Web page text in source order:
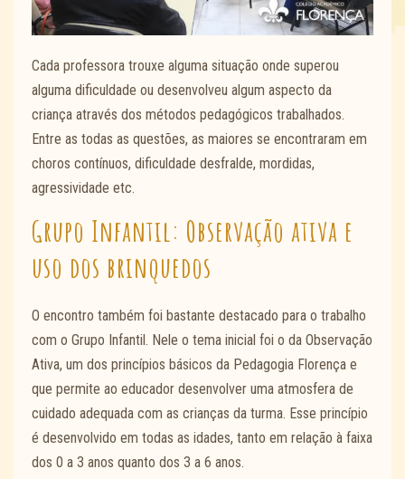
Cada professora trouxe alguma situação onde superou
alguma dificuldade ou desenvolveu algum aspecto da
criança através dos métodos pedagógicos trabalhados.
Entre as todas as questões, as maiores se encontraram em
choros contínuos, dificuldade desfralde, mordidas,
agressividade etc.
Grupo Infantil: Observação ativa e
uso dos brinquedos
O encontro também foi bastante destacado para o trabalho
com o Grupo Infantil. Nele o tema inicial foi o da Observação
Ativa, um dos princípios básicos da Pedagogia Florença e
que permite ao educador desenvolver uma atmosfera de
cuidado adequada com as crianças da turma. Esse princípio
é desenvolvido em todas as idades, tanto em relação à faixa
dos 0 a 3 anos quanto dos 3 a 6 anos.